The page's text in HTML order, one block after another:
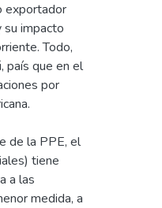
exportador
su impacto
Todo,
país que en el
por
de la PPE, el
tiene
a las
medida, a